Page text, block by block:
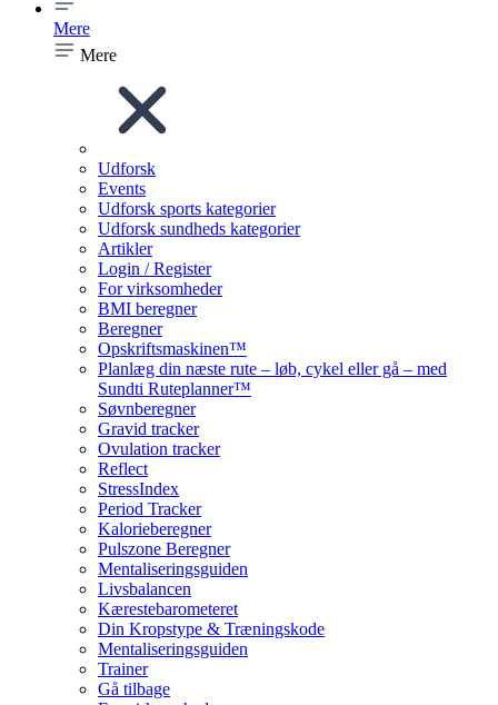
Mere
Mere
Udforsk
Events
Udforsk sports kategorier
Udforsk sundheds kategorier
Artikler
Login / Register
For virksomheder
BMI beregner
Beregner
Opskriftsmaskinen™
Planlæg din næste rute – løb, cykel eller gå – med
Sundti Ruteplanner™
Søvnberegner
Gravid tracker
Ovulation tracker
Reflect
StressIndex
Period Tracker
Kalorieberegner
Pulszone Beregner
Mentaliseringsguiden
Livsbalancen
Kærestebarometeret
Din Kropstype & Træningskode
Mentaliseringsguiden
Trainer
Gå tilbage